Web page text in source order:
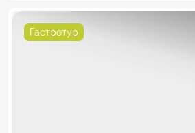
Гастротур